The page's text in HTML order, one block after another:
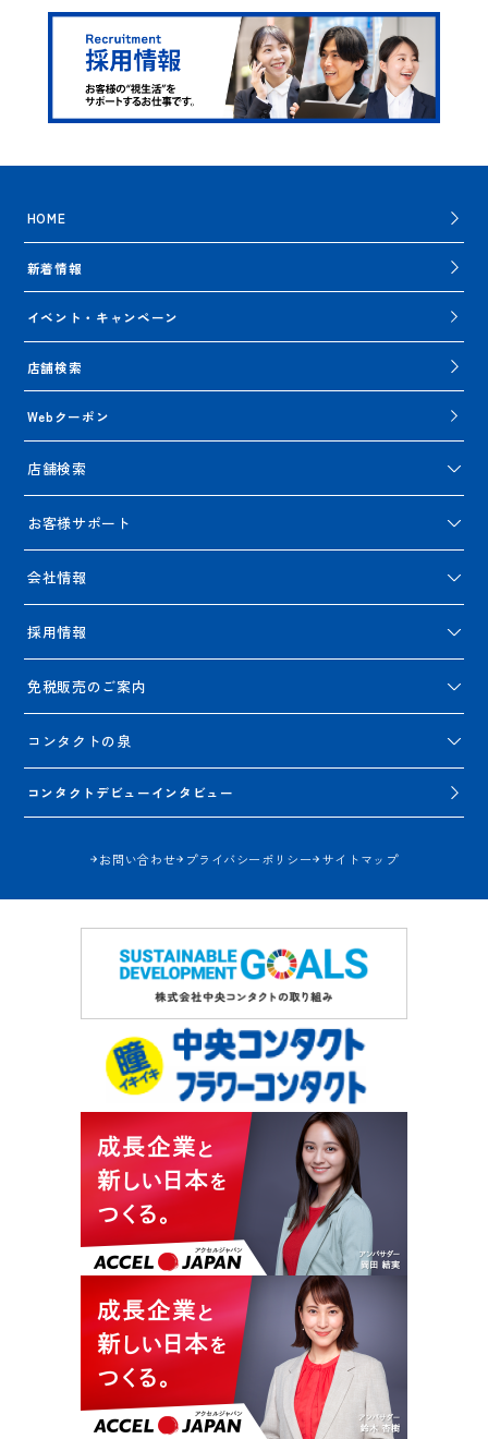
HOME
新着情報
イベント・キャンペーン
店舗検索
Webクーポン
店舗検索
お客様サポート
会社情報
採用情報
免税販売のご案内
コンタクトの泉
コンタクトデビューインタビュー
お問い合わせ プライバシーポリシー サイトマップ